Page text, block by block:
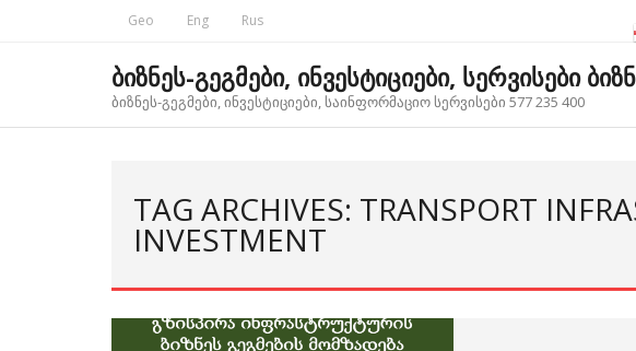
Geo Eng Rus
ბიზნეს-გეგმები, ინვესტიციები, სერვისები
ბიზნეს-გეგმები, ინვესტიციები, საინფორმაციო სერვისები 577 235 400
TAG ARCHIVES: TRANSPORT
INVESTMENT